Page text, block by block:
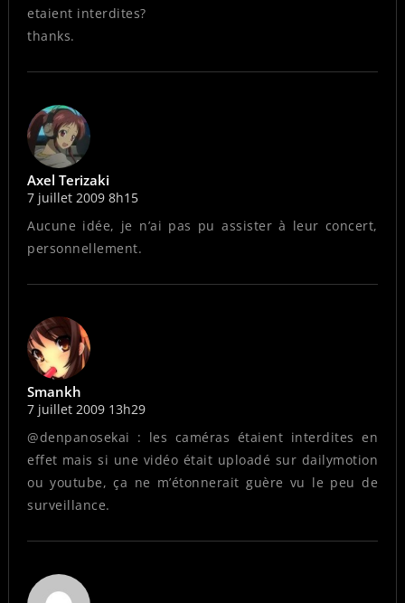
etaient interdites?
thanks.
Axel Terizaki
7 juillet 2009 8h15
Aucune idée, je n’ai pas pu assister à leur concert,
personnellement.
Smankh
7 juillet 2009 13h29
@denpanosekai : les caméras étaient interdites en
effet mais si une vidéo était uploadé sur dailymotion
ou youtube, ça ne m’étonnerait guère vu le peu de
surveillance.